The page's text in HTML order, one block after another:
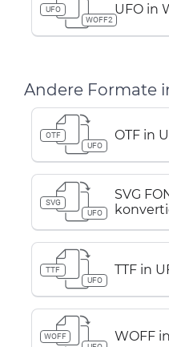
UFO
WOFF2
UFO in
Andere Formate
OTF
UFO
OTF in
SVG
UFO
SVG
TTF
UFO
TTF in
WOFF
WOFF